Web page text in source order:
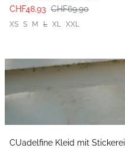
CHF48.93 CHF69.90
XS S M L XL XXL
CUadelfine Kleid mit Stickerei